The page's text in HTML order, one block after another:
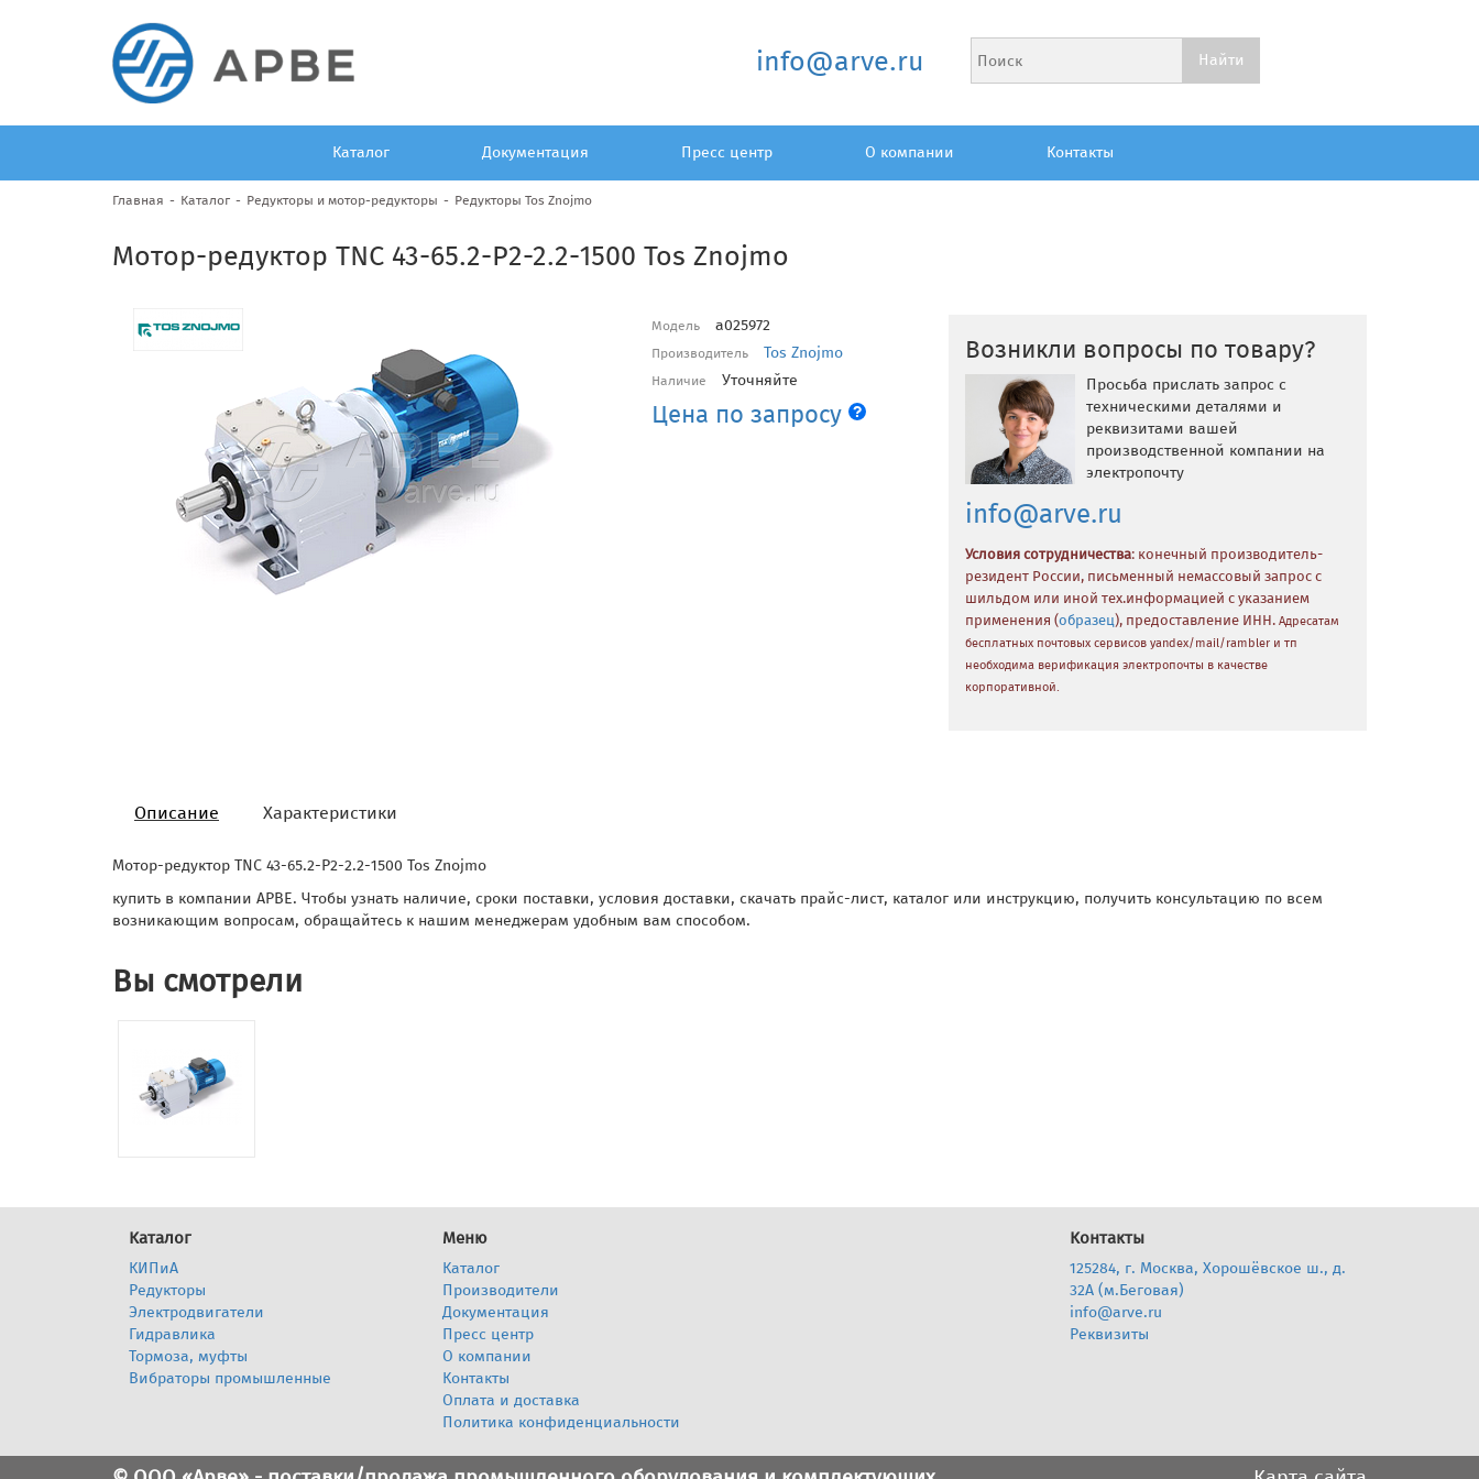
info@arve.ru
Каталог Документация Пресс центр О компании Контакты
Главная Каталог Редукторы и мотор-редукторы Редукторы Tos Znojmo
Мотор-редуктор TNC 43-65.2-P2-2.2-1500 Tos Znojmo
Модель a025972
Производитель Tos Znojmo
Наличие Уточняйте
Цена по запросу
Возникли вопросы по товару?
Просьба прислать запрос с
техническими деталями и
реквизитами вашей
производственной компании на
электропочту
info@arve.ru
Условия сотрудничества: конечный производитель-
резидент России, письменный немассовый запрос с
шильдом или иной тех.информацией с указанием
применения (образец), предоставление ИНН. Адресатам
бесплатных почтовых сервисов yandex/mail/rambler и тп
необходима верификация электропочты в качестве
корпоративной.
Описание Характеристики
Мотор-редуктор TNC 43-65.2-P2-2.2-1500 Tos Znojmo
купить в компании АРВЕ. Чтобы узнать наличие, сроки поставки, условия доставки, скачать прайс-лист, каталог или инструкцию, получить консультацию по всем
возникающим вопросам, обращайтесь к нашим менеджерам удобным вам способом.
Вы смотрели
Каталог
КИПиА
Редукторы
Электродвигатели
Гидравлика
Тормоза, муфты
Вибраторы промышленные
Меню
Каталог
Производители
Документация
Пресс центр
О компании
Контакты
Оплата и доставка
Политика конфиденциальности
Контакты
125284, г. Москва, Хорошёвское ш., д.
32А (м.Беговая)
info@arve.ru
Реквизиты